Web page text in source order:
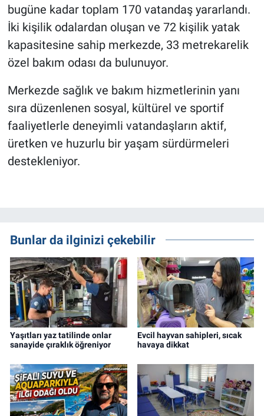
bugüne kadar toplam 170 vatandaş yararlandı.
İki kişilik odalardan oluşan ve 72 kişilik yatak
kapasitesine sahip merkezde, 33 metrekarelik
özel bakım odası da bulunuyor.
Merkezde sağlık ve bakım hizmetlerinin yanı
sıra düzenlenen sosyal, kültürel ve sportif
faaliyetlerle deneyimli vatandaşların aktif,
üretken ve huzurlu bir yaşam sürdürmeleri
destekleniyor.
Bunlar da ilginizi çekebilir
Yaşıtları yaz tatilinde onlar
sanayide çıraklık öğreniyor
Evcil hayvan sahipleri, sıcak
havaya dikkat